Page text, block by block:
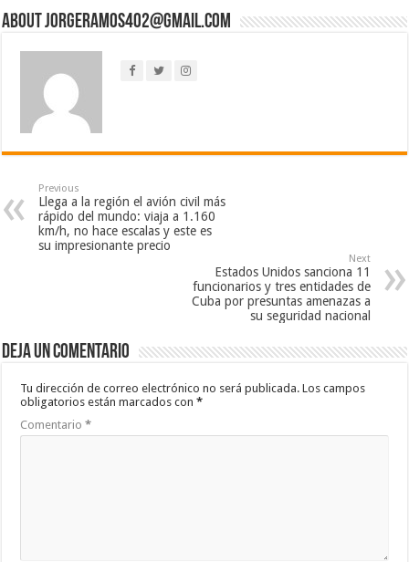
About jorgeramos402@gmail.com
Previous
Llega a la región el avión civil más
rápido del mundo: viaja a 1.160
km/h, no hace escalas y este es
su impresionante precio
Next
Estados Unidos sanciona 11
funcionarios y tres entidades de
Cuba por presuntas amenazas a
su seguridad nacional
Deja un comentario
Tu dirección de correo electrónico no será publicada. Los campos
obligatorios están marcados con*
Comentario*